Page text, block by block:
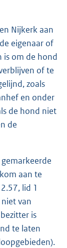
Nijkerk aan
eigenaar of
is om de hond
of te
zoals
en onder
de hond niet
de
aan te
lid 1
van
is
te laten